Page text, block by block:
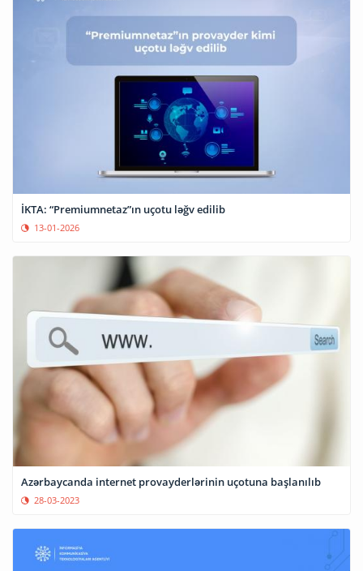
İKTA: “Premiumnetaz”ın uçotu ləğv edilib
13-01-2026
Azərbaycanda internet provayderlərinin uçotuna başlanılıb
28-03-2023